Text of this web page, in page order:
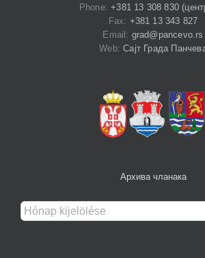
Phone:+381 13 308 830
Fax: +381 13 343 827
Email: grad@pancevo.rs
Web:Сајт Града
Архива чланака
Архива
чланака